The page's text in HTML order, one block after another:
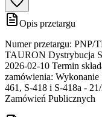
Opis przetargu
Numer przetargu: PNP/
TAURON Dystrybucja
2026-02-10 Termin
zamówienia:
461, S-418 i S-418a -
Zamówień Publicznych